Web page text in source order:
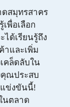
สมุทรสาคร
พื่อเลือก
ด้เรียนรู้ถึง
และเพิ่ม
คล็ดลับใน
คุณประสบ
แข่งขันนี้!
นตลาด